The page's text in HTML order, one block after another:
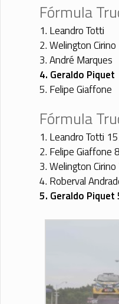
Fórmula
1. Leandro Totti
2. Welington Cirino
3. André Marques
4. Geraldo Piquet
5. Felipe Giaffone
Fórmula
1. Leandro Totti
2. Felipe Giaffone
3. Welington
4. Roberval
5. Geraldo Piquet